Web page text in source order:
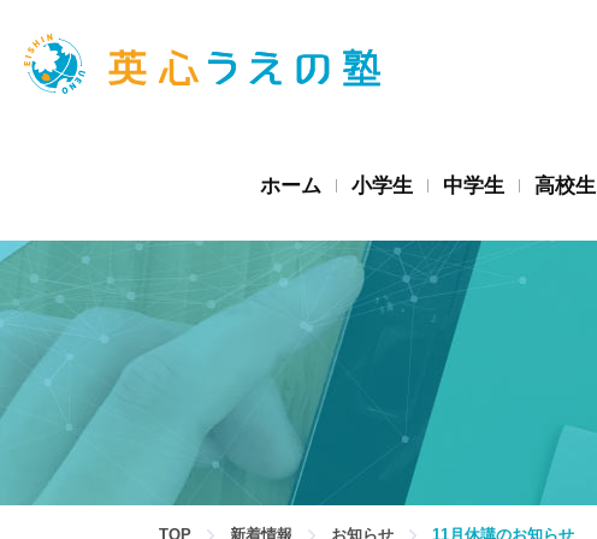
ホーム 小学生 中学生 高校生
TOP 新着情報 お知らせ 11月休講のお知らせ